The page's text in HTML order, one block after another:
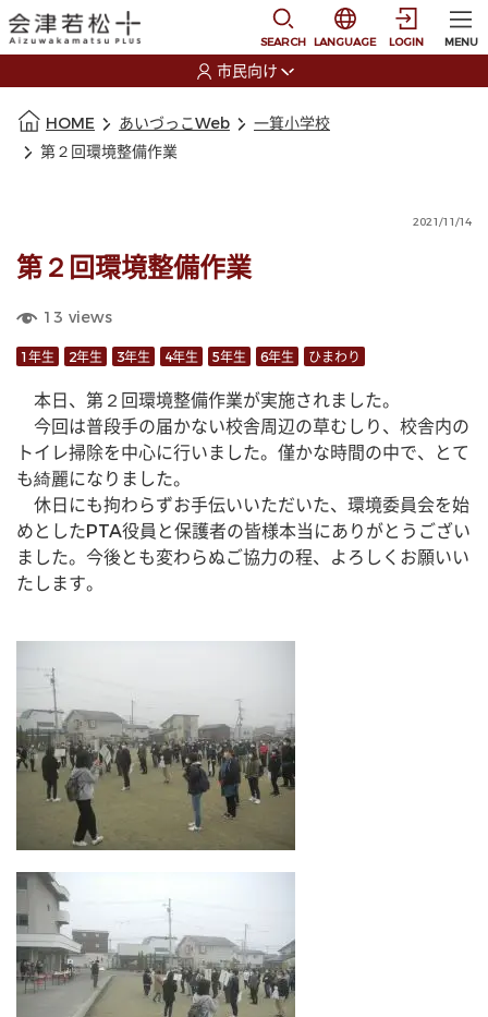
SEARCH
選択すると言語の切
LANGUAGE LOGIN MENU
市民向け
HOME あいづっこWeb
一箕小学校
第２回環境整備作業
2021/11/14
第２回環境整備作業
13 views
1年生 2年生 3年生 4年生 5年生 6年生 ひまわり
本日、第２回環境整備作業が実施されました。
今回は普段手の届かない校舎周辺の草むしり、校舎内の
トイレ掃除を中心に行いました。僅かな時間の中で、とて
も綺麗になりました。
休日にも拘わらずお手伝いいただいた、環境委員会を始
めとしたPTA役員と保護者の皆様本当にありがとうござい
ました。今後とも変わらぬご協力の程、よろしくお願いい
たします。